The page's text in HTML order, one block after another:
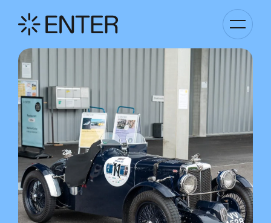
anzeigen